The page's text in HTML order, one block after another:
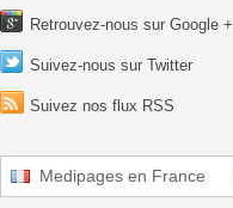
Retrouvez-nous sur Google +
Suivez-nous sur Twitter
Suivez nos flux RSS
Medipages en France